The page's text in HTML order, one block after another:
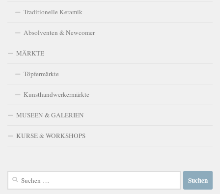
Traditionelle Keramik
Absolventen & Newcomer
MÄRKTE
Töpfermärkte
Kunsthandwerkermärkte
MUSEEN & GALERIEN
KURSE & WORKSHOPS
Suchen